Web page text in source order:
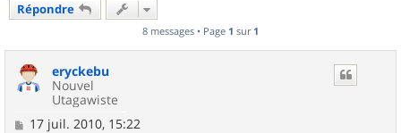
Répondre
8 messages • Page 1 sur 1
eryckebu
Nouvel
Utagawiste
M17 juil. 2010, 15:22